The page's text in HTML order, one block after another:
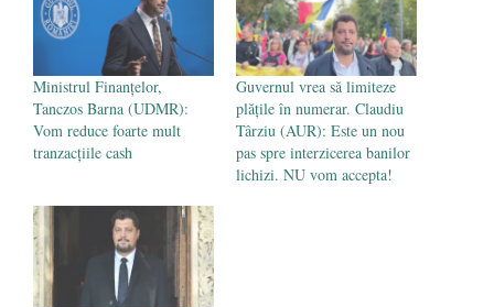
Mănăstirea Cernica - 27 iulie 2024
Ministrul Finanţelor,
Tanczos Barna (UDMR):
Vom reduce foarte mult
tranzacţiile cash
Guvernul vrea să limiteze
plățile în numerar. Claudiu
Târziu (AUR): Este un nou
pas spre interzicerea banilor
lichizi. NU vom accepta!